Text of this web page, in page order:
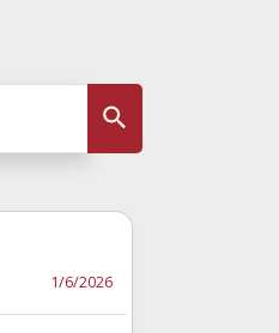
1/6/2026